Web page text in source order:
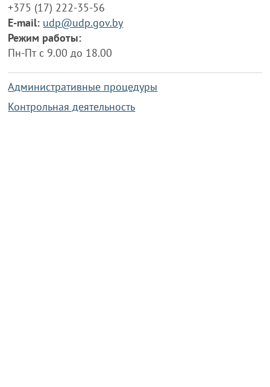
+375 (17) 222-35-56
E-mail: udp@udp.gov.by
Режим работы:
Пн-Пт с 9.00 до 18.00
Административные процедуры
Контрольная деятельность